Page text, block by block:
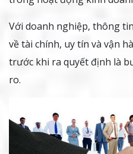
Với doanh nghiệp, thông
về tài chính, uy tín và vận
trước khi ra quyết định là
ro.